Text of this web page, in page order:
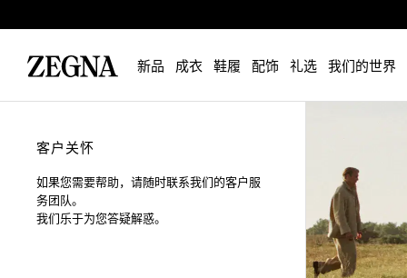
新品 成衣 鞋履 配饰 礼选 我们的世界
客户关怀
如果您需要帮助，请随时联系我们的客户服
务团队。
我们乐于为您答疑解惑。